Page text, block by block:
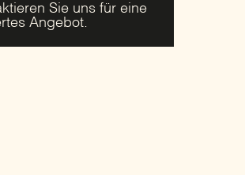
Sie uns für eine
Angebot.